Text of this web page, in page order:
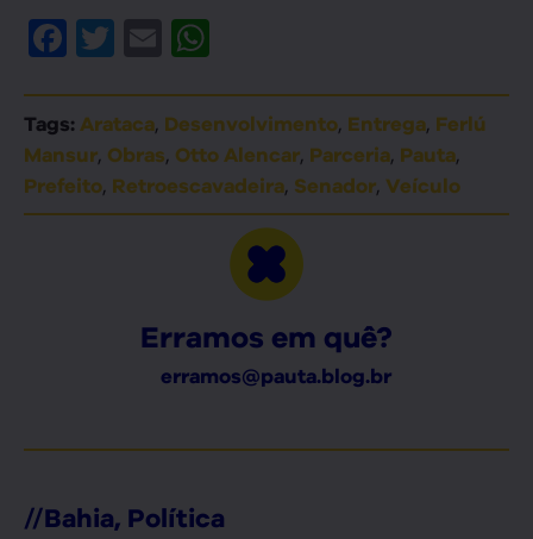
Facebook
Twitter
Email
Tags: Arataca, Desenvolvimento, Entrega, Ferlú
Mansur, Obras, Otto Alencar, Parceria, Pauta,
Prefeito, Retroescavadeira, Senador, Veículo
Erramos em quê?
erramos@pauta.blog.br
//Bahia, Política